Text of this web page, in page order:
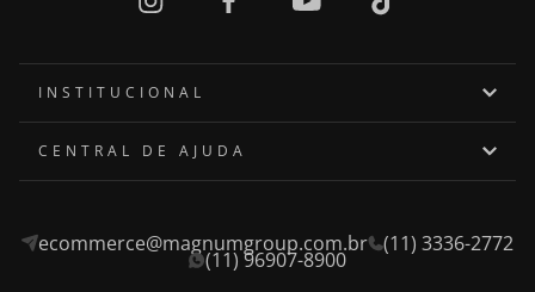
INSTITUCIONAL
Quem somos
Privacidade e Segurança
CENTRAL DE AJUDA
Fale Conosco
ecommerce@magnumgroup.com.br (11) 3336-2772
(11) 96907-8900